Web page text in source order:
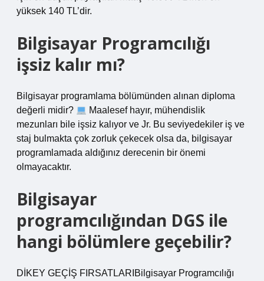
yüksek 140 TL’dir.
Bilgisayar Programcılığı
işsiz kalır mı?
Bilgisayar programlama bölümünden alınan diploma
değerli midir?
Maalesef hayır, mühendislik
mezunları bile işsiz kalıyor ve Jr. Bu seviyedekiler iş ve
staj bulmakta çok zorluk çekecek olsa da, bilgisayar
programlamada aldığınız derecenin bir önemi
olmayacaktır.
Bilgisayar
programcılığından DGS ile
hangi bölümlere geçebilir?
DİKEY GEÇİŞ FIRSATLARIBilgisayar Programcılığı